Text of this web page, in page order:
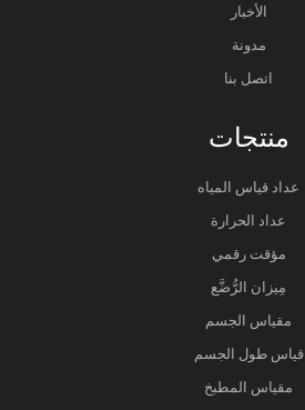
الأخبار
مدونة
اتصل بنا
منتجات
عداد قياس المياه
عداد الحرارة
مؤقت رقمي
مِيزان الرُّضَّع
مقياس الجسم
قياس طول الجسم
مقياس المطبخ